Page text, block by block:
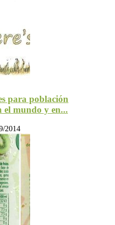
para población
el mundo y en...
2014